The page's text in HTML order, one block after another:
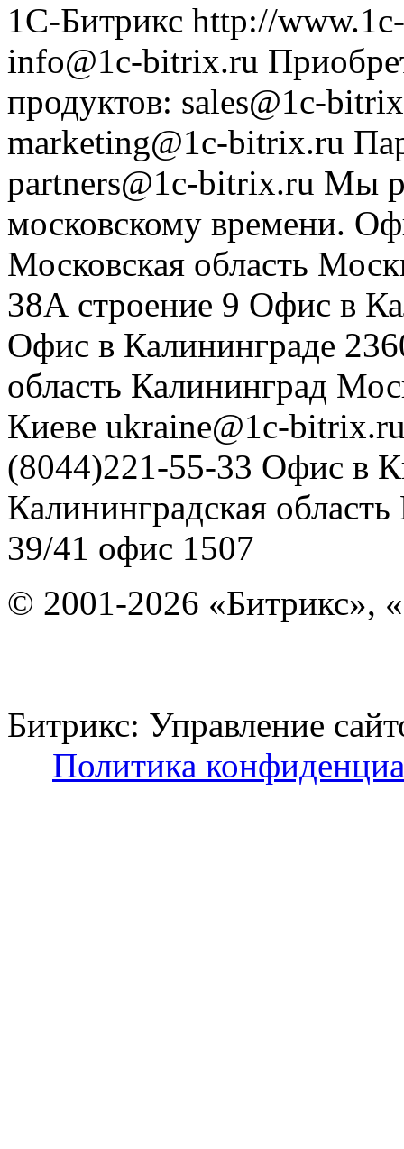
1С-Битрикс http://
info@1c-bitrix.ru
продуктов: sales@1c-
marketing@1c-bitrix.ru
partners@1c-bitrix.ru Мы
московскому времени.
Московская область
38А строение 9 Офис в
Офис в Калининграде
область Калининград
Киеве ukraine@1c-
(8044)221-55-33 Офис в
Калининградская область
39/41 офис 1507
© 2001-2026 «Битрикс»,
Битрикс: Управление
Политика